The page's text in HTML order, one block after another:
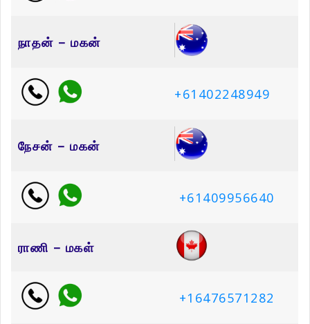
நாதன் – மகன்
+61402248949
நேசன் – மகன்
+61409956640
ராணி – மகள்
+16476571282